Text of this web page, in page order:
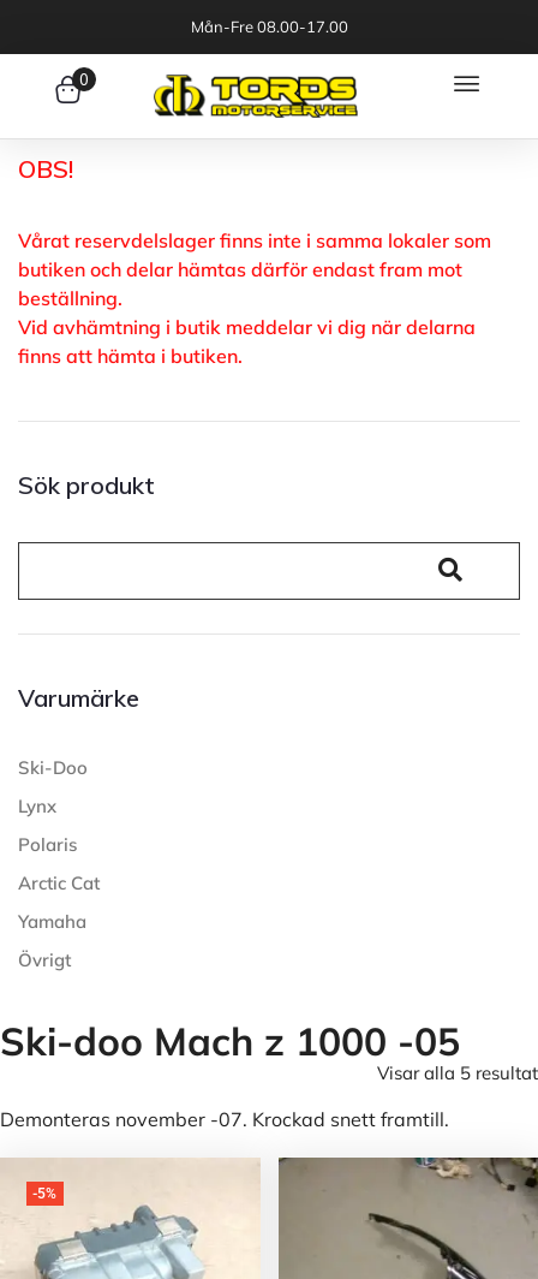
Mån-Fre 08.00-17.00
0
OBS!
Vårat reservdelslager finns inte i samma lokaler som
butiken och delar hämtas därför endast fram mot
beställning.
Vid avhämtning i butik meddelar vi dig när delarna
finns att hämta i butiken.
Sök produkt
Varumärke
Ski-Doo
Lynx
Polaris
Arctic Cat
Yamaha
Övrigt
Ski-doo Mach z 1000 -05
Visar alla 5 resultat
Demonteras november -07. Krockad snett framtill.
-5%